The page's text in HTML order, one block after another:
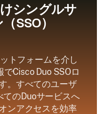
シングルサ
SSO）
トフォームを介し
Cisco Duo SSOロ
。すべてのユーザ
てのDuoサービスへ
ンアクセスを効率